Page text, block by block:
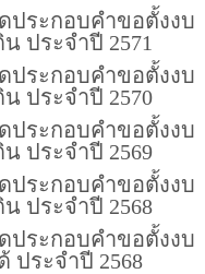
ประกอบคำขอตั้งงบ
ประจำปี 2571
ประกอบคำขอตั้งงบ
ประจำปี 2570
ประกอบคำขอตั้งงบ
ประจำปี 2569
ประกอบคำขอตั้งงบ
ประจำปี 2568
ประกอบคำขอตั้งงบ
ประจำปี 2568